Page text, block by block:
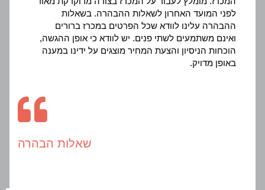
לפני המועד האחרון לשאלות ההבהרה. בשאלות
ההבהרה עלינו לוודא שכל הפרטים במכרז ברורים
ואינם משתמעים לשתי פנים. יש לוודא כי אופן ההגשה,
הוכחות הניסיון והצעת המחיר מוצגים על ידינו במענה
באופן מדויק.
שאלות הבהרה